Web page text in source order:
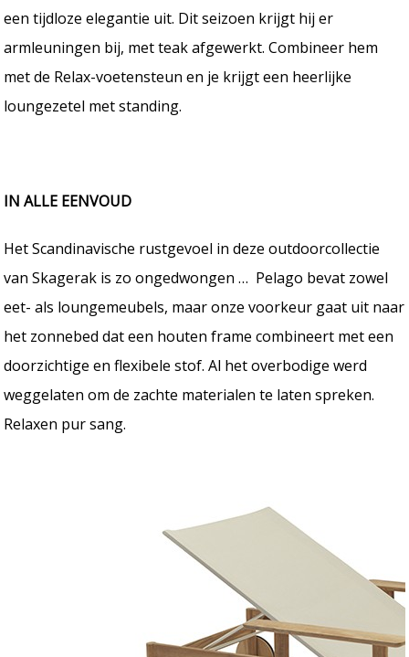
een tijdloze elegantie uit. Dit seizoen krijgt hij er
armleuningen bij, met teak afgewerkt. Combineer hem
met de Relax-voetensteun en je krijgt een heerlijke
loungezetel met standing.
IN ALLE EENVOUD
Het Scandinavische rustgevoel in deze outdoorcollectie
van Skagerak is zo ongedwongen … Pelago bevat zowel
eet- als loungemeubels, maar onze voorkeur gaat uit naar
het zonnebed dat een houten frame combineert met een
doorzichtige en flexibele stof. Al het overbodige werd
weggelaten om de zachte materialen te laten spreken.
Relaxen pur sang.